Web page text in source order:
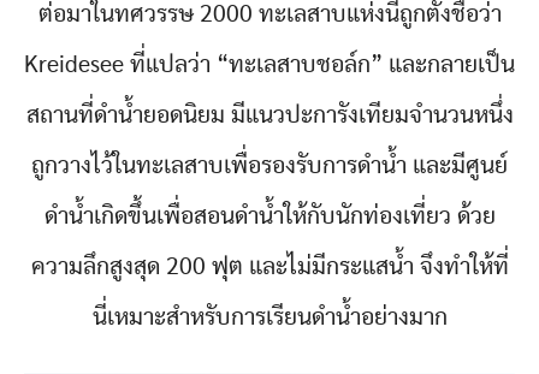
ต่อมาในทศวรรษ 2000 ทะเลสาบแห่งนี้ถูกตั้งชื่อว่า
Kreidesee ที่แปลว่า “ทะเลสาบชอล์ก” และกลายเป็น
สถานที่ดำน้ำยอดนิยม มีแนวปะการังเทียมจำนวนหนึ่ง
ถูกวางไว้ในทะเลสาบเพื่อรองรับการดำน้ำ และมีศูนย์
ดำน้ำเกิดขึ้นเพื่อสอนดำน้ำให้กับนักท่องเที่ยว ด้วย
ความลึกสูงสุด 200 ฟุต และไม่มีกระแสน้ำ จึงทำให้ที่
นี่เหมาะสำหรับการเรียนดำน้ำอย่างมาก